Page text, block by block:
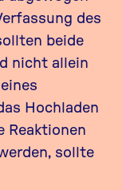
des
beide
nicht allein
Hochladen
Reaktionen
sollte